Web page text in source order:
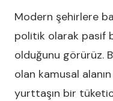
Modern şehirlere
politik olarak pasif
olduğunu görürüz.
olan kamusal alanın
yurttaşın bir